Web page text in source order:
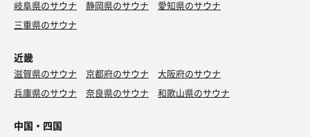
岐阜県のサウナ 静岡県のサウナ
愛知県のサウナ
三重県のサウナ
近畿
滋賀県のサウナ 京都府のサウナ
大阪府のサウナ
兵庫県のサウナ
奈良県のサウナ 和歌山県のサウナ
中国・四国